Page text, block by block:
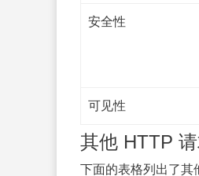
安全性
可见性
其他 HTTP
下面的表格列出了其